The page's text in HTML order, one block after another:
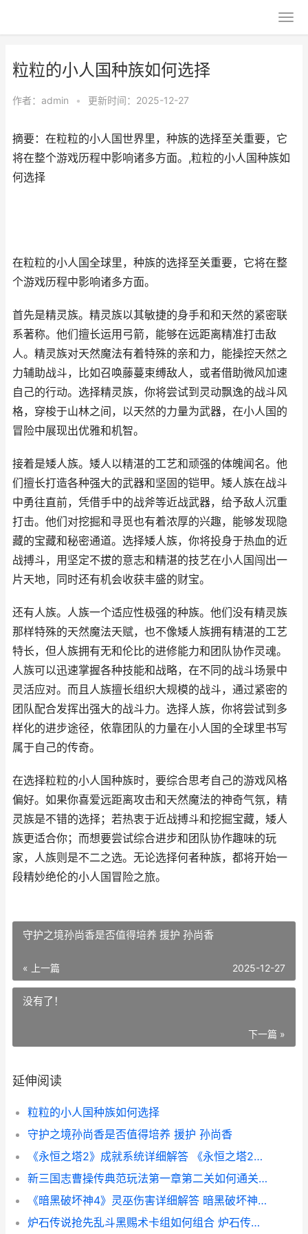
粒粒的小人国种族如何选择
作者： admin • 更新时间：2025-12-27
摘要：在粒粒的小人国世界里，种族的选择至关重要，它
将在整个游戏历程中影响诸多方面。,粒粒的小人国种族如
何选择
在粒粒的小人国全球里，种族的选择至关重要，它将在整
个游戏历程中影响诸多方面。
首先是精灵族。精灵族以其敏捷的身手和和天然的紧密联
系著称。他们擅长运用弓箭，能够在远距离精准打击敌
人。精灵族对天然魔法有着特殊的亲和力，能操控天然之
力辅助战斗，比如召唤藤蔓束缚敌人，或者借助微风加速
自己的行动。选择精灵族，你将尝试到灵动飘逸的战斗风
格，穿梭于山林之间，以天然的力量为武器，在小人国的
冒险中展现出优雅和机智。
接着是矮人族。矮人以精湛的工艺和顽强的体魄闻名。他
们擅长打造各种强大的武器和坚固的铠甲。矮人族在战斗
中勇往直前，凭借手中的战斧等近战武器，给予敌人沉重
打击。他们对挖掘和寻觅也有着浓厚的兴趣，能够发现隐
藏的宝藏和秘密通道。选择矮人族，你将投身于热血的近
战搏斗，用坚定不拔的意志和精湛的技艺在小人国闯出一
片天地，同时还有机会收获丰盛的财宝。
还有人族。人族一个适应性极强的种族。他们没有精灵族
那样特殊的天然魔法天赋，也不像矮人族拥有精湛的工艺
特长，但人族拥有无和伦比的进修能力和团队协作灵魂。
人族可以迅速掌握各种技能和战略，在不同的战斗场景中
灵活应对。而且人族擅长组织大规模的战斗，通过紧密的
团队配合发挥出强大的战斗力。选择人族，你将尝试到多
样化的进步途径，依靠团队的力量在小人国的全球里书写
属于自己的传奇。
在选择粒粒的小人国种族时，要综合思考自己的游戏风格
偏好。如果你喜爱远距离攻击和天然魔法的神奇气氛，精
灵族是不错的选择；若热衷于近战搏斗和挖掘宝藏，矮人
族更适合你；而想要尝试综合进步和团队协作趣味的玩
家，人族则是不二之选。无论选择何者种族，都将开始一
段精妙绝伦的小人国冒险之旅。
守护之境孙尚香是否值得培养 援护 孙尚香
« 上一篇 2025-12-27
没有了！
下一篇 »
延伸阅读
粒粒的小人国种族如何选择
守护之境孙尚香是否值得培养 援护 孙尚香
《永恒之塔2》成就系统详细解答 《永恒之塔2》台服下载
新三国志曹操传典范玩法第一章第二关如何通关 新三国志曹操传论坛
《暗黑破坏神4》灵巫伤害详细解答 暗黑破坏神4职业
炉石传说抢先乱斗黑赐术卡组如何组合 炉石传说抢先乱斗卡组